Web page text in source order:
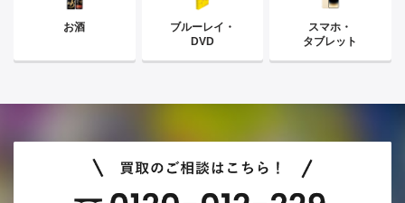
お酒
ブルーレイ・
DVD
スマホ・
タブレット